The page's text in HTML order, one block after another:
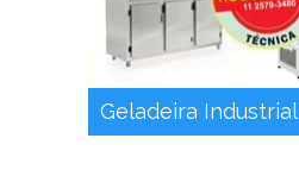
Geladeira Industrial